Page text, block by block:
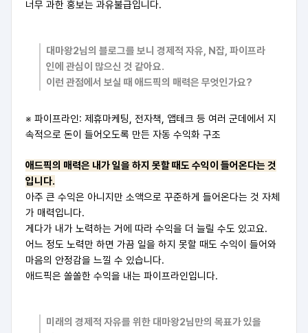
너무 과한 홍보는 과유불급입니다.
대마왕2님의 블로그를 보니 경제적 자유, N잡, 파이프라
인에 관심이 많으신 것 같아요.
이런 관점에서 보실 때 애드픽의 매력은 무엇인가요?
※ 파이프라인: 제휴마케팅, 전자책, 앱테크 등 여러 군데에서 지
속적으로 돈이 들어오도록 만든 자동 수익화 구조
애드픽의 매력은 내가 일을 하지 못할 때도 수익이 들어온다는 것
입니다.
아주 큰 수익은 아니지만 소액으로 꾸준하게 들어온다는 것 자체
가 매력입니다.
게다가 내가 노력하는 거에 따라 수익을 더 늘릴 수도 있고요.
어느 정도 노력만 하면 가끔 일을 하지 못할 때도 수익이 들어와
마음의 안정감을 느낄 수 있습니다.
애드픽은 쏠쏠한 수익을 내는 파이프라인입니다.
미래의 경제적 자유를 위한 대마왕2님만의 목표가 있을